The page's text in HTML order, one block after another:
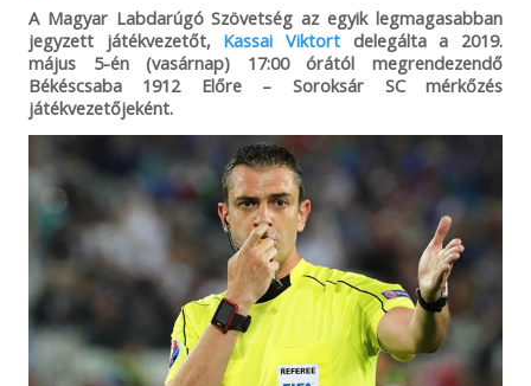
A Magyar Labdarúgó Szövetség az egyik legmagasabban
jegyzett játékvezetőt, Kassai Viktort delegálta a 2019.
május 5-én (vasárnap) 17:00 órától megrendezendő
Békéscsaba 1912 Előre – Soroksár SC mérkőzés
játékvezetőjeként.